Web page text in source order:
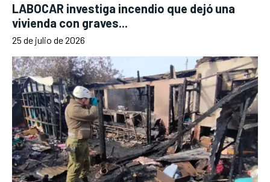
LABOCAR investiga incendio que dejó una
vivienda con graves...
25 de julio de 2026